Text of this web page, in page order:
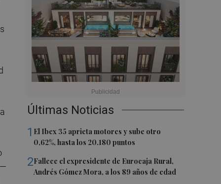
Últimas Noticias
1 El Ibex 35 aprieta motores y sube otro
0,62%, hasta los 20.180 puntos
2Fallece el expresidente de Eurocaja Rural,
Andrés Gómez Mora, a los 89 años de edad